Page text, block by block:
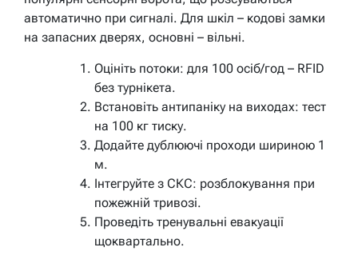
автоматично при сигналі. Для шкіл – кодові замки
на запасних дверях, основні – вільні.
Оцініть потоки: для 100 осіб/год – RFID
без турнікета.
Встановіть антипаніку на виходах: тест
на 100 кг тиску.
Додайте дублюючі проходи шириною 1
м.
Інтегруйте з СКС: розблокування при
пожежній тривозі.
Проведіть тренувальні евакуації
щоквартально.